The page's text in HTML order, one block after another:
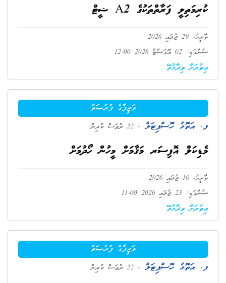
ކުރިމަތިލީ ފަރާތްތަކުގެ A2 ޝީޓް
ތާރީޚު: 29 ޖުލައި 2026
ސުންގަޑި: 02 އޮގަސްޓް 2026 12:00
އިތުރަށް ވިދާޅުވޭ
ވަޒީފާގެ ފުރުޞަތު
ފ. އަތޮޅު ހޮސްޕިޓަލް . 22 ދުވަސް ކުރިން
މެޑިކަލް އޮފިސަރ މަޤާމަށް މީހުން ހޯދުމަށް
ތާރީޚު: 16 ޖުލައި 2026
ސުންގަޑި: 23 ޖުލައި 2026 11:00
އިތުރަށް ވިދާޅުވޭ
ވަޒީފާގެ ފުރުޞަތު
ފ. އަތޮޅު ހޮސްޕިޓަލް . 22 ދުވަސް ކުރިން